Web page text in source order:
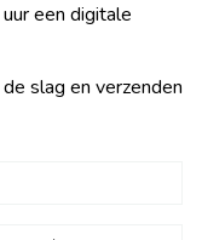
een digitale
slag en verzenden